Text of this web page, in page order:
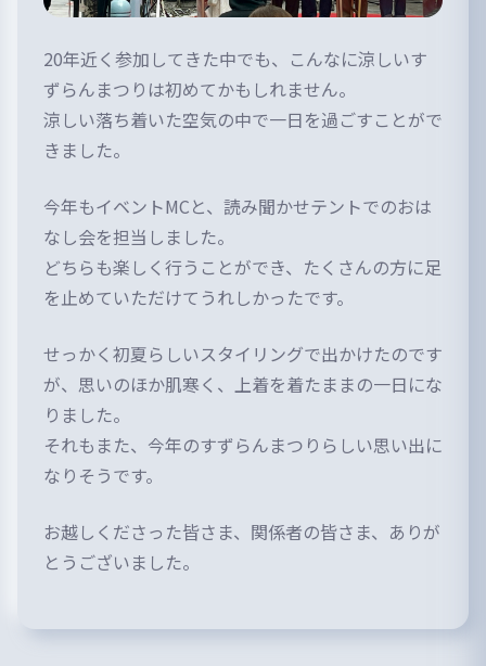
20年近く参加してきた中でも、こんなに涼しいす
ずらんまつりは初めてかもしれません。
涼しい落ち着いた空気の中で一日を過ごすことがで
きました。
今年もイベントMCと、読み聞かせテントでのおは
なし会を担当しました。
どちらも楽しく行うことができ、たくさんの方に足
を止めていただけてうれしかったです。
せっかく初夏らしいスタイリングで出かけたのです
が、思いのほか肌寒く、上着を着たままの一日にな
りました。
それもまた、今年のすずらんまつりらしい思い出に
なりそうです。
お越しくださった皆さま、関係者の皆さま、ありが
とうございました。